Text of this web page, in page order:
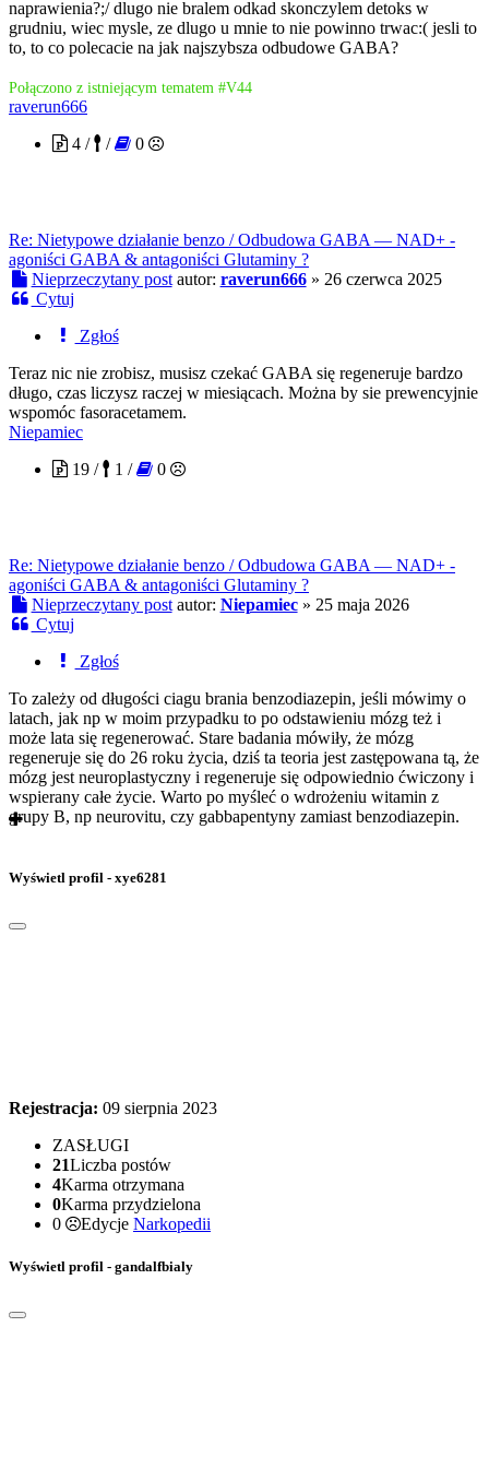
naprawienia?;/ dlugo nie bralem odkad skonczylem detoks w
grudniu, wiec mysle, ze dlugo u mnie to nie powinno trwac:( jesli to
to, to co polecacie na jak najszybsza odbudowe GABA?
Połączono z istniejącym tematem #V44
raverun666
4 /
/ 0
Re: Nietypowe działanie benzo / Odbudowa GABA — NAD+ -
agoniści GABA & antagoniści Glutaminy ?
Nieprzeczytany post autor: raverun666» 26 czerwca 2025
Cytuj
Zgłoś
Teraz nic nie zrobisz, musisz czekać GABA się regeneruje bardzo
długo, czas liczysz raczej w miesiącach. Można by sie prewencyjnie
wspomóc fasoracetamem.
Niepamiec
19 /
1 / 0
Re: Nietypowe działanie benzo / Odbudowa GABA — NAD+ -
agoniści GABA & antagoniści Glutaminy ?
Nieprzeczytany post autor: Niepamiec» 25 maja 2026
Cytuj
Zgłoś
To zależy od długości ciagu brania benzodiazepin, jeśli mówimy o
latach, jak np w moim przypadku to po odstawieniu mózg też i
może lata się regenerować. Stare badania mówiły, że mózg
regeneruje się do 26 roku życia, dziś ta teoria jest zastępowana tą, że
mózg jest neuroplastyczny i regeneruje się odpowiednio ćwiczony i
wspierany całe życie. Warto po myśleć o wdrożeniu witamin z
grupy B, np neurovitu, czy gabbapentyny zamiast benzodiazepin.
Wyświetl profil - xye6281
Rejestracja: 09 sierpnia 2023
ZASŁUGI
21Liczba postów
4Karma otrzymana
0Karma przydzielona
0
Edycje Narkopedii
Wyświetl profil - gandalfbialy